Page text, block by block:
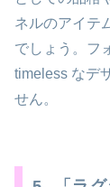
ネルのアイテ
でしょう。フ
timeless なデ
せん。